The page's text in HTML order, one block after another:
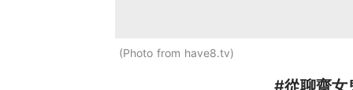
Photo from have8.tv
#從聊齋女